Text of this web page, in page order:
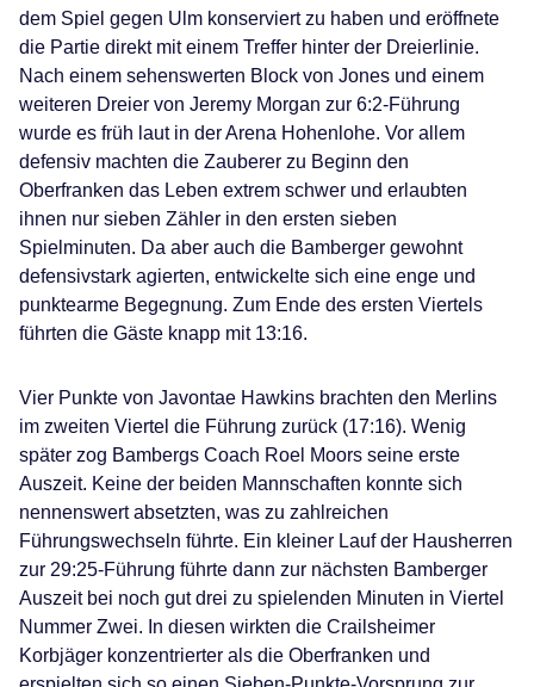
dem Spiel gegen Ulm konserviert zu haben und eröffnete
die Partie direkt mit einem Treffer hinter der Dreierlinie.
Nach einem sehenswerten Block von Jones und einem
weiteren Dreier von Jeremy Morgan zur 6:2-Führung
wurde es früh laut in der Arena Hohenlohe. Vor allem
defensiv machten die Zauberer zu Beginn den
Oberfranken das Leben extrem schwer und erlaubten
ihnen nur sieben Zähler in den ersten sieben
Spielminuten. Da aber auch die Bamberger gewohnt
defensivstark agierten, entwickelte sich eine enge und
punktearme Begegnung. Zum Ende des ersten Viertels
führten die Gäste knapp mit 13:16.
Vier Punkte von Javontae Hawkins brachten den Merlins
im zweiten Viertel die Führung zurück (17:16). Wenig
später zog Bambergs Coach Roel Moors seine erste
Auszeit. Keine der beiden Mannschaften konnte sich
nennenswert absetzten, was zu zahlreichen
Führungswechseln führte. Ein kleiner Lauf der Hausherren
zur 29:25-Führung führte dann zur nächsten Bamberger
Auszeit bei noch gut drei zu spielenden Minuten in Viertel
Nummer Zwei. In diesen wirkten die Crailsheimer
Korbjäger konzentrierter als die Oberfranken und